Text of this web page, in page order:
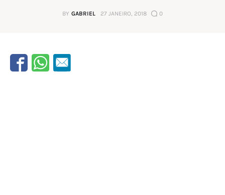
SobreBY GABRIEL 27 JANEIRO, 2018 0